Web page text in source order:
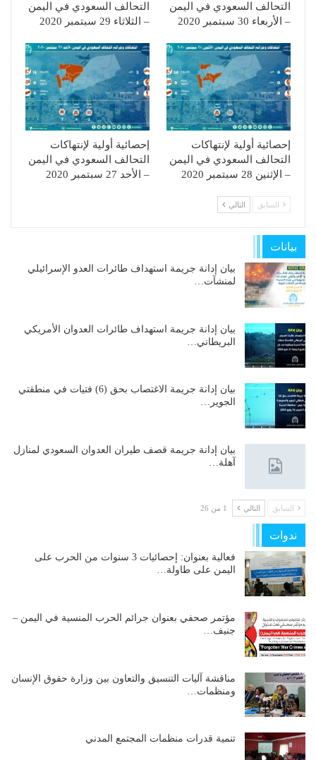
التحالف السعودي في اليمن
– الأربعاء 30 سبتمبر 2020
التحالف السعودي في اليمن
– الثلاثاء 29 سبتمبر 2020
إحصائية أولية لإنتهاكات
التحالف السعودي في اليمن
– الإثنين 28 سبتمبر 2020
إحصائية أولية لإنتهاكات
التحالف السعودي في اليمن
– الأحد 27 سبتمبر 2020
السابق التالي
بيانات
بيان إدانة جريمة استهداف طائرات العدو الإسرائيلي
لمنشآت…
بيان إدانة جريمة استهداف طائرات العدوان الأمريكي
البريطاني…
بيان إدانة جريمة الاغتصاب بحق (6) فتيات في منطقتي
الجوير…
بيان إدانة جريمة قصف طيران العدوان السعودي لمنازل
آهلة…
السابق التالي 1 من 26
ندوات
فعالية بعنوان: إحصائيات 3 سنوات من الحرب على
اليمن على طاولة…
مؤتمر صحفي بعنوان جرائم الحرب المنسية في اليمن –
جنيف…
مناقشة آليات التنسيق والتعاون بين وزارة حقوق الإنسان
ومنظمات…
تنمية قدرات منظمات المجتمع المدني